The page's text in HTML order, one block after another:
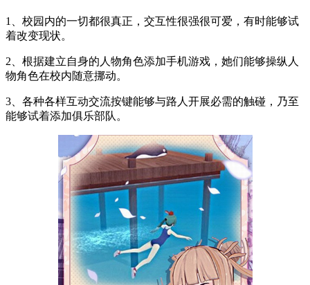
1、校园内的一切都很真正，交互性很强很可爱，有时能够试
着改变现状。
2、根据建立自身的人物角色添加手机游戏，她们能够操纵人
物角色在校内随意挪动。
3、各种各样互动交流按键能够与路人开展必需的触碰，乃至
能够试着添加俱乐部队。